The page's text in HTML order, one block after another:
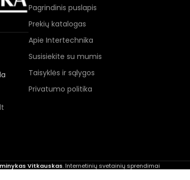
Pagrindinis puslapis
Prekių katalogas
Apie Intertechnika
Susisiekite su mumis
Taisyklės ir sąlygos
Privatumo politika
Vitkauskas. Internetinių svetainių sprendimai